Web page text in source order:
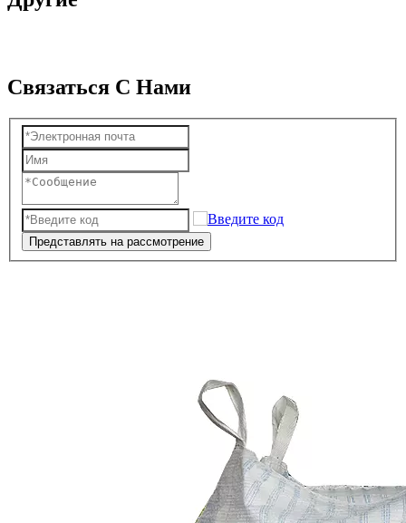
Связаться С Нами
Представлять на рассмотрение